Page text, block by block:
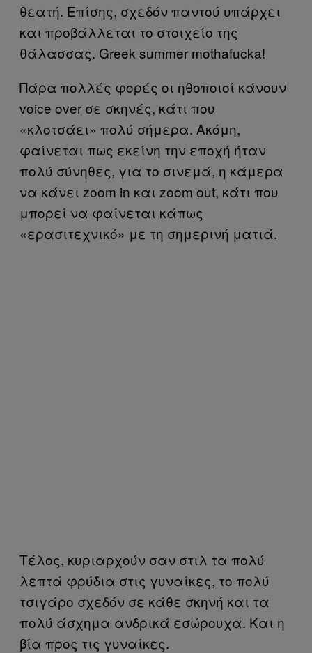
θεατή. Επίσης, σχεδόν παντού υπάρχει
και προβάλλεται το στοιχείο της
θάλασσας. Greek summer mothafucka!
Πάρα πολλές φορές οι ηθοποιοί κάνουν
voice over σε σκηνές, κάτι που
«κλοτσάει» πολύ σήμερα. Ακόμη,
φαίνεται πως εκείνη την εποχή ήταν
πολύ σύνηθες, για το σινεμά, η κάμερα
να κάνει zoom in και zoom out, κάτι που
μπορεί να φαίνεται κάπως
«ερασιτεχνικό» με τη σημερινή ματιά.
Τέλος, κυριαρχούν σαν στιλ τα πολύ
λεπτά φρύδια στις γυναίκες, το πολύ
τσιγάρο σχεδόν σε κάθε σκηνή και τα
πολύ άσχημα ανδρικά εσώρουχα. Και η
βία προς τις γυναίκες.